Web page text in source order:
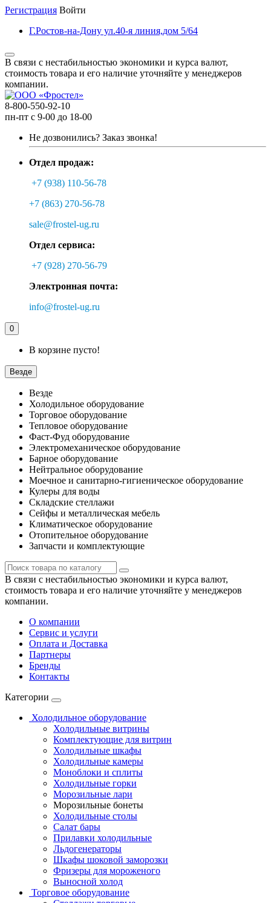
Регистрация Войти
Г.Ростов-на-Дону ул.40-я линия,дом 5/64
В связи с нестабильностью экономики и курса валют,
стоимость товара и его наличие уточняйте у менеджеров
компании.
8-800-550-92-10
пн-пт с 9-00 до 18-00
Не дозвонились? Заказ звонка!
Отдел продаж:
+7 (938) 110-56-78
+7 (863) 270-56-78
sale@frostel-ug.ru
Отдел сервиса:
+7 (928) 270-56-79
Электронная почта:
info@frostel-ug.ru
0
В корзине пусто!
Везде
Везде
Холодильное оборудование
Торговое оборудование
Тепловое оборудование
Фаст-Фуд оборудование
Электромеханическое оборудование
Барное оборудование
Нейтральное оборудование
Моечное и санитарно-гигиеническое оборудование
Кулеры для воды
Складские стеллажи
Сейфы и металлическая мебель
Климатическое оборудование
Отопительное оборудование
Запчасти и комплектующие
В связи с нестабильностью экономики и курса валют,
стоимость товара и его наличие уточняйте у менеджеров
компании.
О компании
Сервис и услуги
Оплата и Доставка
Партнеры
Бренды
Контакты
Категории
Холодильное оборудование
Холодильные витрины
Комплектующие для витрин
Холодильные шкафы
Холодильные камеры
Моноблоки и сплиты
Холодильные горки
Морозильные лари
Морозильные бонеты
Холодильные столы
Салат бары
Прилавки холодильные
Льдогенераторы
Шкафы шоковой заморозки
Фризеры для мороженого
Выносной холод
Торговое оборудование